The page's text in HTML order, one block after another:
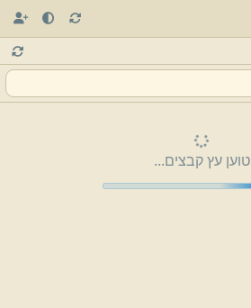
טוען עץ קבצים...